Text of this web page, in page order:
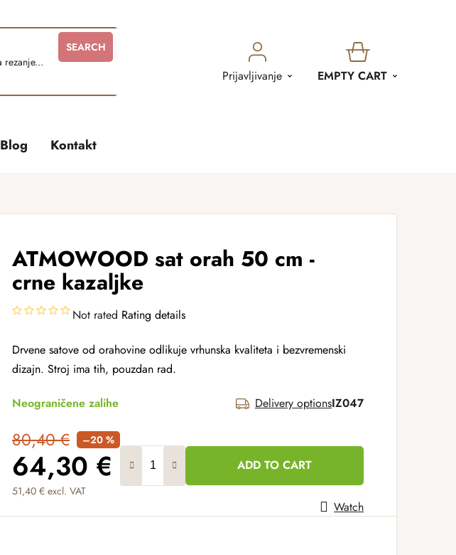
SEARCH
Prijavljivanje
SHOPPING
EMPTY CART
Blog Kontakt
ATMOWOOD sat orah 50 cm -
crne kazaljke
Not rated Rating details
Drvene satove od orahovine odlikuje vrhunska kvaliteta i bezvremenski
dizajn. Stroj ima tih, pouzdan rad.
Neograničene zalihe Delivery optionsIZ047
80,40 € –20 %
64,30 €
51,40 € excl. VAT
Measure price:
ADD TO CART
Watch